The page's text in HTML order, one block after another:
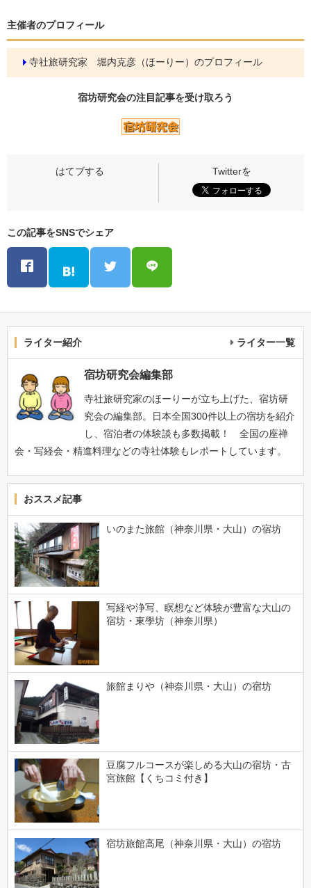
主催者のプロフィール
寺社旅研究家 堀内克彦（ほーりー）のプロフィール
宿坊研究会の注目記事を受け取ろう
この記事をSNSでシェア
ライター紹介 ライター一覧
宿坊研究会編集部
寺社旅研究家のほーりーが立ち上げた、宿坊研
究会の編集部。日本全国300件以上の宿坊を紹介
し、宿泊者の体験談も多数掲載！ 全国の座禅
会・写経会・精進料理などの寺社体験もレポートしています。
おススメ記事
いのまた旅館（神奈川県・大山）の宿坊
写経や浄写、瞑想など体験が豊富な大山の
宿坊・東學坊（神奈川県）
旅館まりや（神奈川県・大山）の宿坊
豆腐フルコースが楽しめる大山の宿坊・古
宮旅館【くちコミ付き】
宿坊旅館高尾（神奈川県・大山）の宿坊